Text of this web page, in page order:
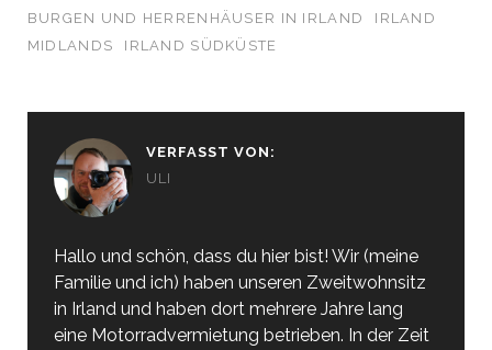
BURGEN UND HERRENHÄUSER IN IRLAND
IRLAND
MIDLANDS
IRLAND SÜDKÜSTE
VERFASST VON:
ULI
Hallo und schön, dass du hier bist! Wir (meine
Familie und ich) haben unseren Zweitwohnsitz
in Irland und haben dort mehrere Jahre lang
eine Motorradvermietung betrieben. In der Zeit